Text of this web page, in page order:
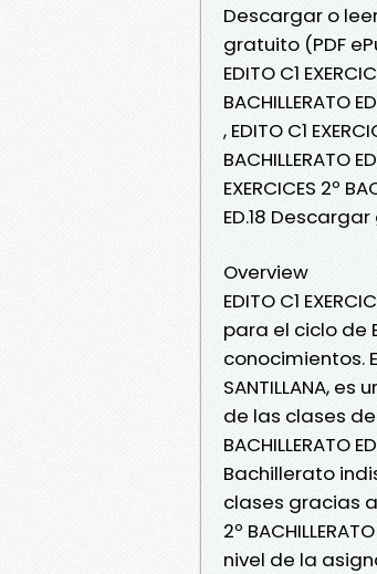
Descargar o leer
gratuito (PDF
EDITO C1
BACHILLERATO
, EDITO C1
BACHILLERATO
EXERCICES 2º
ED.18
Overview
EDITO C1
para el ciclo de
conocimientos.
SANTILLANA,
de las clases de
Bachillerato
clases gracias a
2º
nivel de la